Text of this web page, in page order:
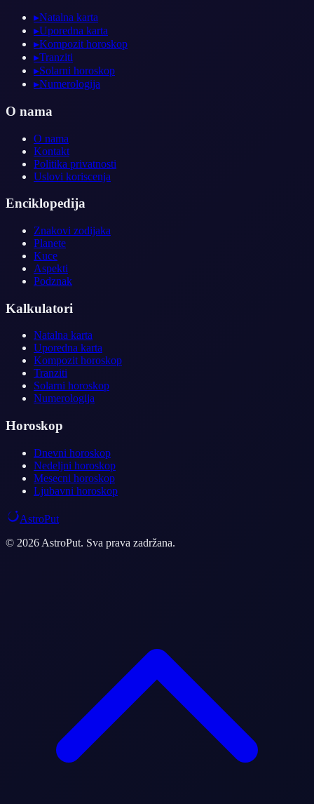
▸Natalna karta
▸Uporedna karta
▸Kompozit horoskop
▸Tranziti
▸Solarni horoskop
▸Numerologija
O nama
O nama
Kontakt
Politika privatnosti
Uslovi koriscenja
Enciklopedija
Znakovi zodijaka
Planete
Kuce
Aspekti
Podznak
Kalkulatori
Natalna karta
Uporedna karta
Kompozit horoskop
Tranziti
Solarni horoskop
Numerologija
Horoskop
Dnevni horoskop
Nedeljni horoskop
Mesecni horoskop
Ljubavni horoskop
AstroPut
© 2026 AstroPut. Sva prava zadržana.